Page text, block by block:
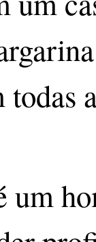
um